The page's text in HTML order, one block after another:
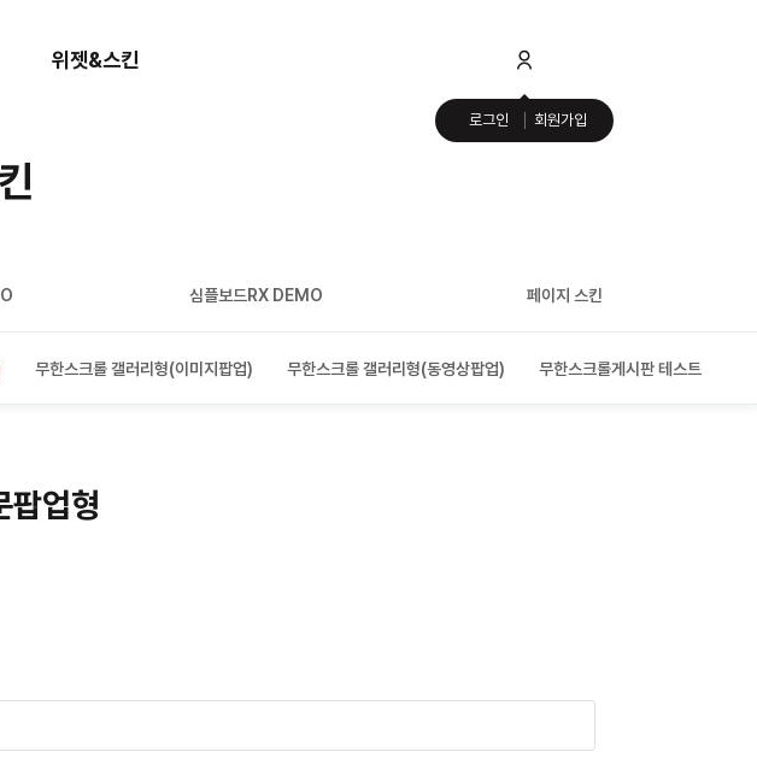
위젯&스킨
로그인 회원가입
심플보드RX DEMO 페이지 스킨
무한스크롤 갤러리형(이미지팝업) 무한스크롤 갤러리형(동영상팝업) 무한스크롤게시판 테스트
팝업형